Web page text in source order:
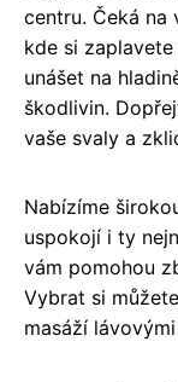
centru. Čeká na
kde si
unášet na
škodlivin.
vaše svaly a
Nabízíme
uspokojí i ty
vám pomohou
Vybrat si
masáží